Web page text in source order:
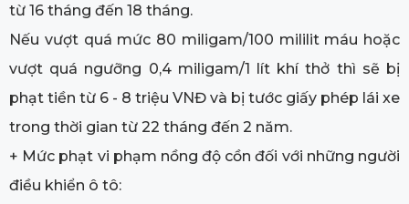
từ 16 tháng đến 18 tháng.
Nếu vượt quá mức 80 miligam/100 mililit máu hoặc
vượt quá ngưỡng 0,4 miligam/1 lít khí thở thì sẽ bị
phạt tiền từ 6 - 8 triệu VNĐ và bị tước giấy phép lái xe
trong thời gian từ 22 tháng đến 2 năm.
+ Mức phạt vi phạm nồng độ cồn đối với những người
điều khiển ô tô: